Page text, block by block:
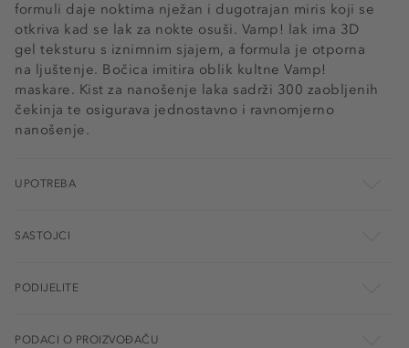
formuli daje noktima nježan i dugotrajan miris koji se
otkriva kad se lak za nokte osuši. Vamp! lak ima 3D
gel teksturu s iznimnim sjajem, a formula je otporna
na ljuštenje. Bočica imitira oblik kultne Vamp!
maskare. Kist za nanošenje laka sadrži 300 zaobljenih
čekinja te osigurava jednostavno i ravnomjerno
nanošenje.
UPOTREBA
SASTOJCI
PODIJELITE
PODACI O PROIZVOĐAČU